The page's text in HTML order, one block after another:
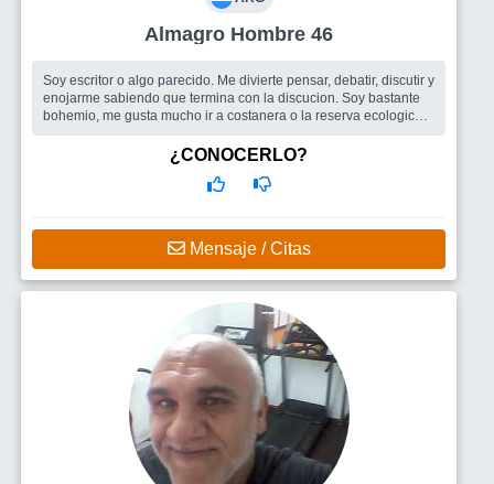
Almagro Hombre 46
Soy escritor o algo parecido. Me divierte pensar, debatir, discutir y
enojarme sabiendo que termina con la discucion. Soy bastante
bohemio, me gusta mucho ir a costanera o la reserva ecologica a
Mujer inteligente, independiente e inquisitiva. Que este
orientada al mundo creativo y artistico. Que le guste andar en
¿CONOCERLO?
Mensaje / Citas